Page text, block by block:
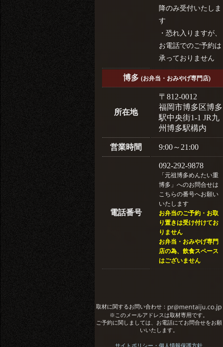
降のみ受付いたしま
す
・恐れ入りますが、
お電話でのご予約は
承っておりません
博多(お弁当・おみやげ専門店)
所在地
〒812-0012
福岡市博多区博多
駅中央街1-1 JR九
州博多駅構内
営業時間 9:00～21:00
電話番号
092-292-9878
「元祖博多めんたい重
博多」へのお問合せは
こちらの番号へお願い
いたします
お弁当のご予約・お取
り置きは受け付けてお
りません
お弁当・おみやげ専門
店の為、飲食スペース
はございません
取材に関するお問い合わせ：
※このメールアドレスは取材専用です。
ご予約に関しましては、お電話にてお問合せをお願
いいたします。
サイトポリシー・個人情報保護方針